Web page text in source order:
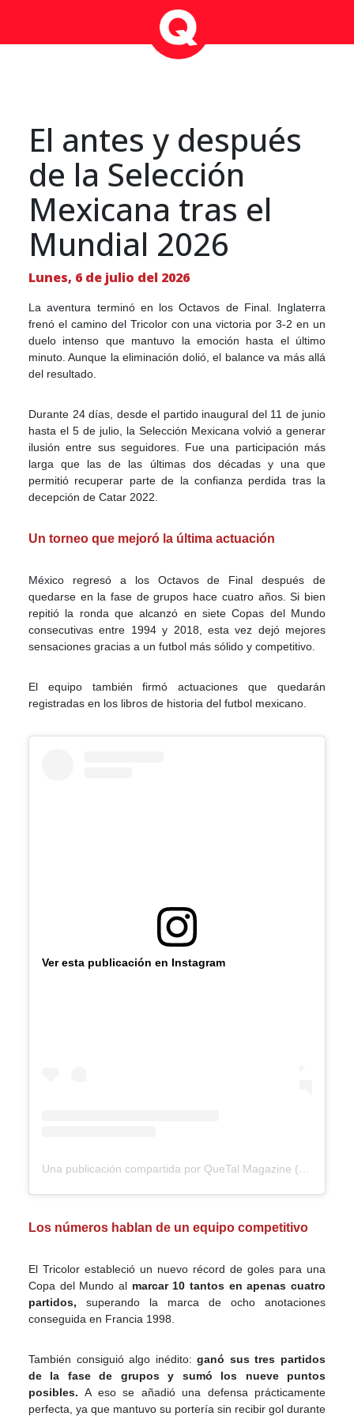
El antes y después
de la Selección
Mexicana tras el
Mundial 2026
Lunes, 6 de julio del 2026
La aventura terminó en los Octavos de Final. Inglaterra
frenó el camino del Tricolor con una victoria por 3-2 en un
duelo intenso que mantuvo la emoción hasta el último
minuto. Aunque la eliminación dolió, el balance va más allá
del resultado.
Durante 24 días, desde el partido inaugural del 11 de junio
hasta el 5 de julio, la Selección Mexicana volvió a generar
ilusión entre sus seguidores. Fue una participación más
larga que las de las últimas dos décadas y una que
permitió recuperar parte de la confianza perdida tras la
decepción de Catar 2022.
Un torneo que mejoró la última actuación
México regresó a los Octavos de Final después de
quedarse en la fase de grupos hace cuatro años. Si bien
repitió la ronda que alcanzó en siete Copas del Mundo
consecutivas entre 1994 y 2018, esta vez dejó mejores
sensaciones gracias a un futbol más sólido y competitivo.
El equipo también firmó actuaciones que quedarán
registradas en los libros de historia del futbol mexicano.
Ver esta publicación en Instagram
Una publicación compartida por QueTal Magazine (@quetalmagazineslp)
Los números hablan de un equipo competitivo
El Tricolor estableció un nuevo récord de goles para una
Copa del Mundo al marcar 10 tantos en apenas cuatro
partidos, superando la marca de ocho anotaciones
conseguida en Francia 1998.
También consiguió algo inédito:ganó sus tres partidos
de la fase de grupos y sumó los nueve puntos
posibles.A eso se añadió una defensa prácticamente
perfecta, ya que mantuvo su portería sin recibir gol durante